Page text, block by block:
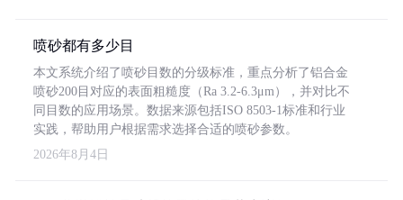
喷砂都有多少目
本文系统介绍了喷砂目数的分级标准，重点分析了铝合金
喷砂200目对应的表面粗糙度（Ra 3.2-6.3μm），并对比不
同目数的应用场景。数据来源包括ISO 8503-1标准和行业
实践，帮助用户根据需求选择合适的喷砂参数。
2026年8月4日